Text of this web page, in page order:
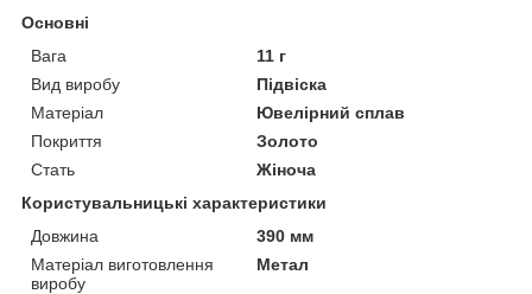
Основні
Вага
11 г
Вид виробу
Підвіска
Матеріал
Ювелірний сплав
Покриття
Золото
Стать
Жіноча
Користувальницькі характеристики
Довжина
390 мм
Матеріал виготовлення
виробу
Метал